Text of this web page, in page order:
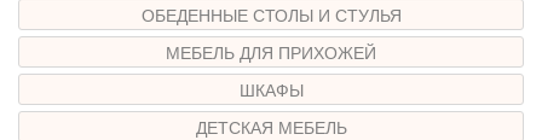
ОБЕДЕННЫЕ СТОЛЫ И СТУЛЬЯ
МЕБЕЛЬ ДЛЯ ПРИХОЖЕЙ
ШКАФЫ
ДЕТСКАЯ МЕБЕЛЬ